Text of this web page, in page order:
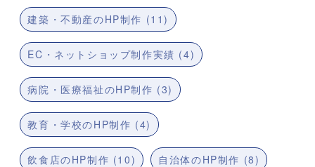
建築・不動産のHP制作 (11)
EC・ネットショップ制作実績 (4)
病院・医療福祉のHP制作 (3)
教育・学校のHP制作 (4)
飲食店のHP制作 (10) 自治体のHP制作 (8)